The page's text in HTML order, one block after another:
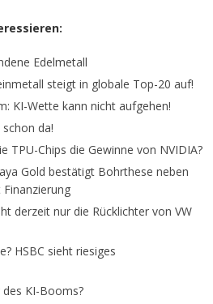
Edelmetall
steigt in globale Top-20 auf!
KI-Wette kann nicht aufgehen!
da!
TPU-Chips die Gewinne von NVIDIA?
Gold bestätigt Bohrthese neben
derzeit nur die Rücklichter von VW
HSBC sieht riesiges
KI-Booms?